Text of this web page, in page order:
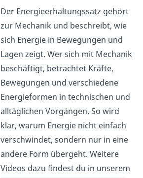
Der Energieerhaltungssatz gehört
zur Mechanik und beschreibt, wie
sich Energie in Bewegungen und
Lagen zeigt. Wer sich mit Mechanik
beschäftigt, betrachtet Kräfte,
Bewegungen und verschiedene
Energieformen in technischen und
alltäglichen Vorgängen. So wird
klar, warum Energie nicht einfach
verschwindet, sondern nur in eine
andere Form übergeht. Weitere
Videos dazu findest du in unserem